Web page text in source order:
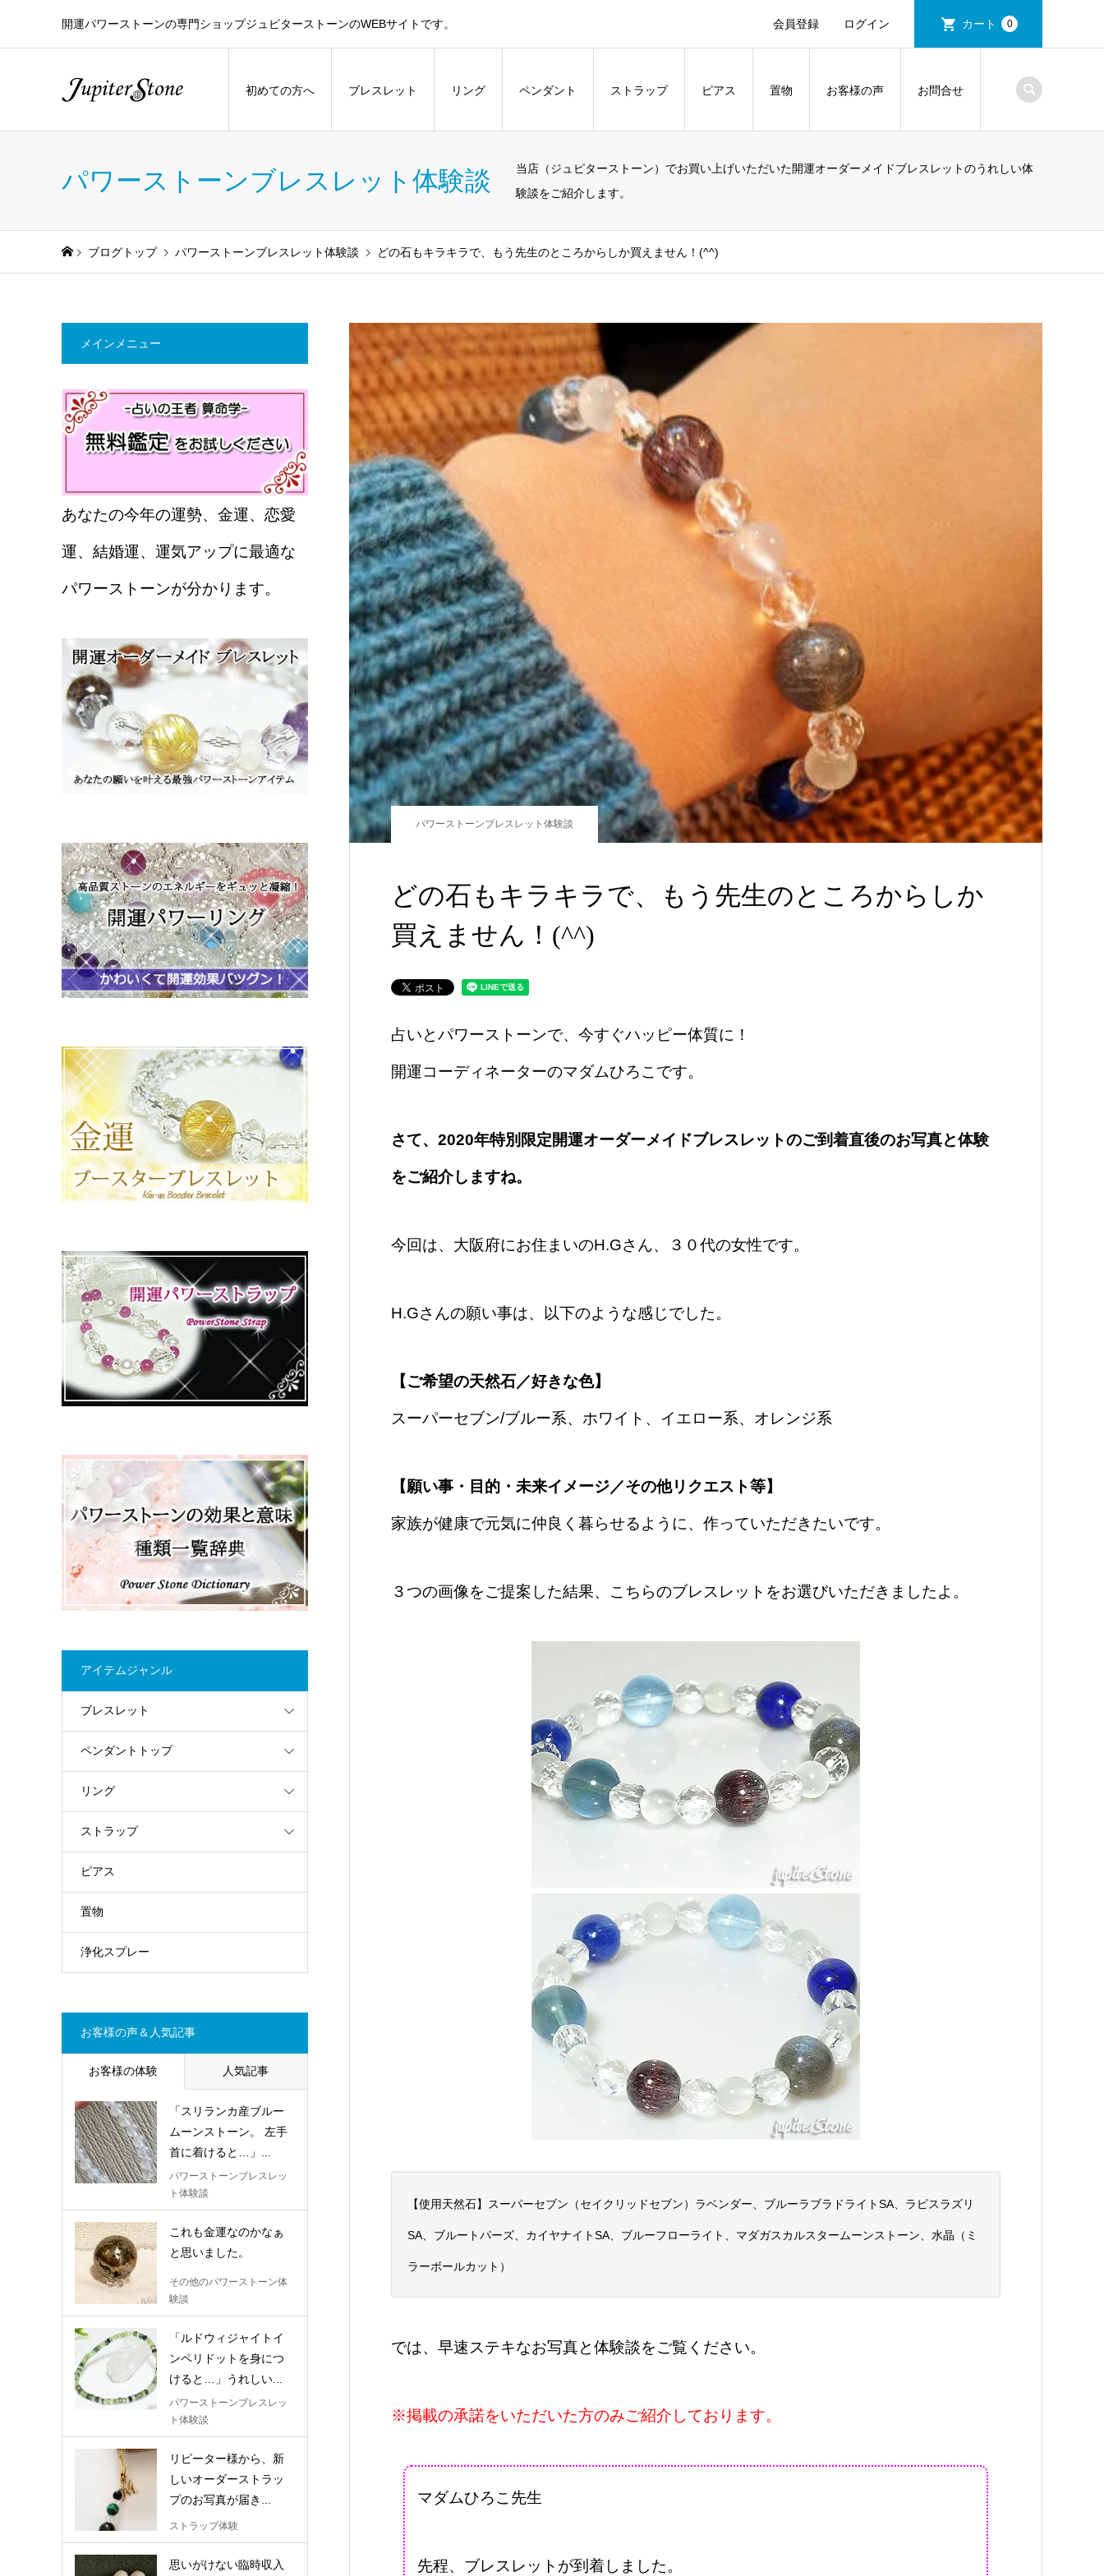
開運パワーストーンの専門ショップジュピターストーンのWEBサイトです。 会員登録 ログイン カート 0
初めての方へ ブレスレット リング ペンダント ストラップ ピアス 置物 お客様の声 お問合せ
パワーストーンブレスレット体験談
当店（ジュピターストーン）でお買い上げいただいた開運オーダーメイドブレスレットのうれしい体
験談をご紹介します。
ブログトップ パワーストーンブレスレット体験談 どの石もキラキラで、もう先生のところからしか買えません！(^^)
パワーストーンブレスレット体験談
どの石もキラキラで、もう先生のところからしか
買えません！(^^)
占いとパワーストーンで、今すぐハッピー体質に！
開運コーディネーターのマダムひろこです。
さて、2020年特別限定開運オーダーメイドブレスレットのご到着直後のお写真と体験
をご紹介しますね。
今回は、大阪府にお住まいのH.Gさん、３０代の女性です。
H.Gさんの願い事は、以下のような感じでした。
【ご希望の天然石／好きな色】
スーパーセブン/ブルー系、ホワイト、イエロー系、オレンジ系
【願い事・目的・未来イメージ／その他リクエスト等】
家族が健康で元気に仲良く暮らせるように、作っていただきたいです。
３つの画像をご提案した結果、こちらのブレスレットをお選びいただきましたよ。
【使用天然石】スーパーセブン（セイクリッドセブン）ラベンダー、ブルーラブラドライトSA、ラピスラズリ
SA、ブルートパーズ、カイヤナイトSA、ブルーフローライト、マダガスカルスタームーンストーン、水晶（ミ
ラーボールカット）
では、早速ステキなお写真と体験談をご覧ください。
※掲載の承諾をいただいた方のみご紹介しております。
マダムひろこ先生
先程、ブレスレットが到着しました。
メインメニュー
あなたの今年の運勢、金運、恋愛
運、結婚運、運気アップに最適な
パワーストーンが分かります。
アイテムジャンル
ブレスレット
ペンダントトップ
リング
ストラップ
ピアス
置物
浄化スプレー
お客様の声＆人気記事
お客様の体験 人気記事
「スリランカ産ブルー
ムーンストーン。 左手
首に着けると…」...
パワーストーンブレスレッ
ト体験談
これも金運なのかなぁ
と思いました。
その他のパワーストーン体
験談
「ルドウィジャイトイ
ンペリドットを身につ
けると…」うれしい...
パワーストーンブレスレッ
ト体験談
リピーター様から、新
しいオーダーストラッ
プのお写真が届き...
ストラップ体験
思いがけない臨時収入